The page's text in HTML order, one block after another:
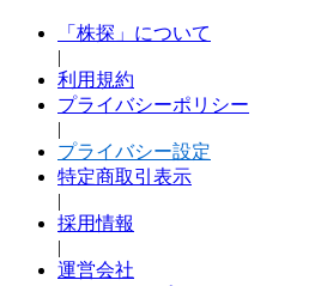
「株探」について
|
利用規約
プライバシーポリシー
|
プライバシー設定
特定商取引表示
|
採用情報
|
運営会社